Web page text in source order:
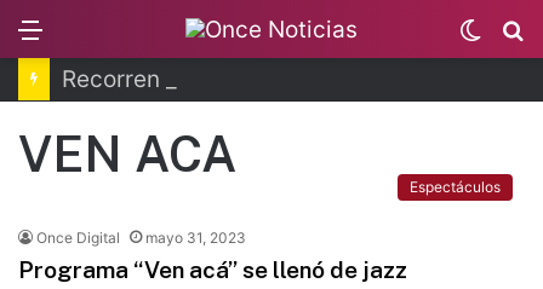
Switch
skin
VEN ACA
Espectáculos
Once Digital mayo 31, 2023
Programa “Ven acá” se llenó de jazz